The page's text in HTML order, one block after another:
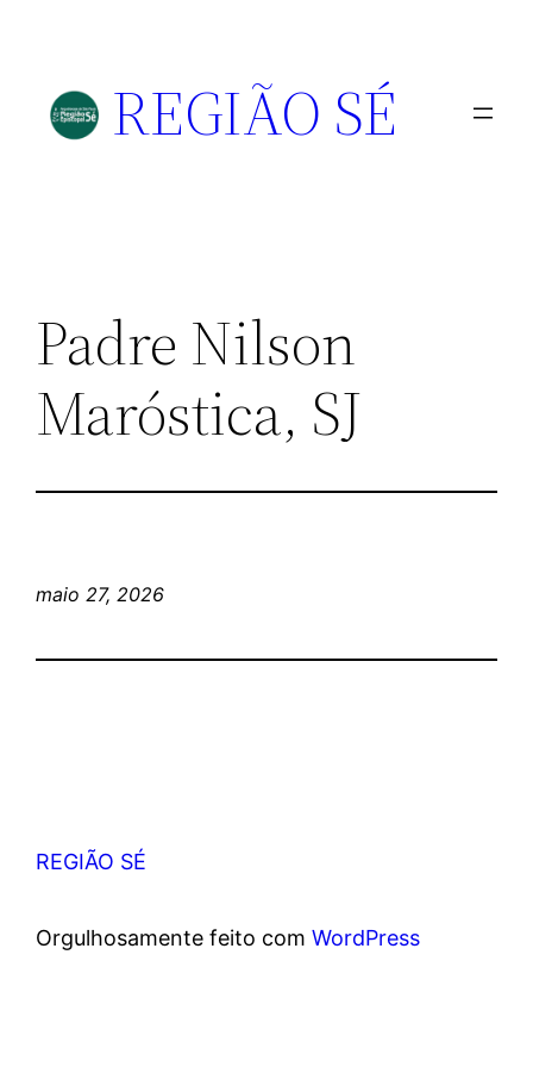
REGIÃO SÉ
Padre Nilson
Maróstica, SJ
maio 27, 2026
REGIÃO SÉ
Orgulhosamente feito comWordPress